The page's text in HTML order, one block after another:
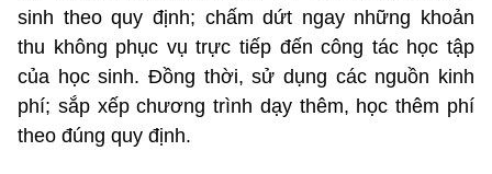
sinh theo quy định; chấm dứt ngay những khoản
thu không phục vụ trực tiếp đến công tác học tập
của học sinh. Đồng thời, sử dụng các nguồn kinh
phí; sắp xếp chương trình dạy thêm, học thêm phí
theo đúng quy định.